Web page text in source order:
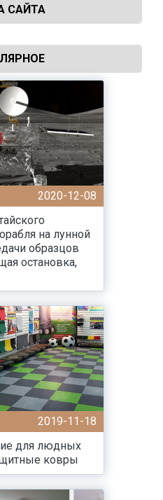
САЙТА
2020-12-08
на лунной
образцов
остановка,
2019-11-18
для людных
ковры